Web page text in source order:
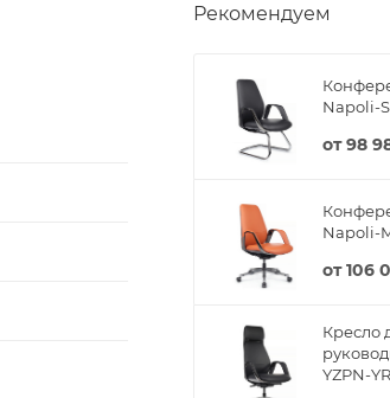
Рекомендуем
Napoli-
от98
Napoli-
от106
Кресло
YZPN-